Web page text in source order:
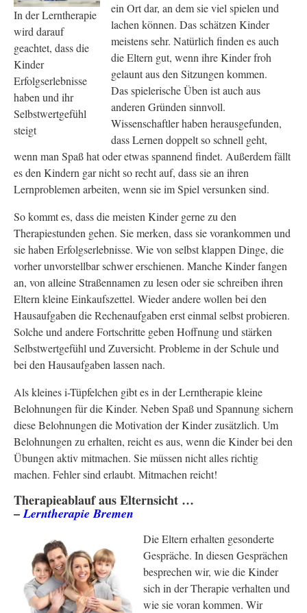
In der Lerntherapie
wird darauf
geachtet, dass die
Kinder
Erfolgserlebnisse
haben und ihr
Selbstwertgefühl
steigt
ein Ort dar, an dem sie viel spielen und
lachen können. Das schätzen Kinder
meistens sehr. Natürlich finden es auch
die Eltern gut, wenn ihre Kinder froh
gelaunt aus den Sitzungen kommen.
Das spielerische Üben ist auch aus
anderen Gründen sinnvoll.
Wissenschaftler haben herausgefunden,
dass Lernen doppelt so schnell geht,
wenn man Spaß hat oder etwas spannend findet. Außerdem fällt
es den Kindern gar nicht so recht auf, dass sie an ihren
Lernproblemen arbeiten, wenn sie im Spiel versunken sind.
So kommt es, dass die meisten Kinder gerne zu den
Therapiestunden gehen. Sie merken, dass sie vorankommen und
sie haben Erfolgserlebnisse. Wie von selbst klappen Dinge, die
vorher unvorstellbar schwer erschienen. Manche Kinder fangen
an, von alleine Straßennamen zu lesen oder sie schreiben ihren
Eltern kleine Einkaufszettel. Wieder andere wollen bei den
Hausaufgaben die Rechenaufgaben erst einmal selbst probieren.
Solche und andere Fortschritte geben Hoffnung und stärken
Selbstwertgefühl und Zuversicht. Probleme in der Schule und
bei den Hausaufgaben lassen nach.
Als kleines i-Tüpfelchen gibt es in der Lerntherapie kleine
Belohnungen für die Kinder. Neben Spaß und Spannung sichern
diese Belohnungen die Motivation der Kinder zusätzlich. Um
Belohnungen zu erhalten, reicht es aus, wenn die Kinder bei den
Übungen aktiv mitmachen. Sie müssen nicht alles richtig
machen. Fehler sind erlaubt. Mitmachen reicht!
Therapieablauf aus Elternsicht …
–Lerntherapie Bremen
Die Eltern erhalten gesonderte
Gespräche. In diesen Gesprächen
besprechen wir, wie die Kinder
sich in der Therapie verhalten und
wie sie voran kommen. Wir